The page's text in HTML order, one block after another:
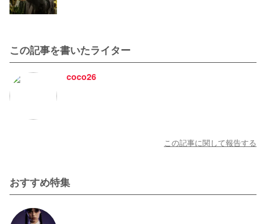
この記事を書いたライター
coco26
この記事に関して報告する
おすすめ特集